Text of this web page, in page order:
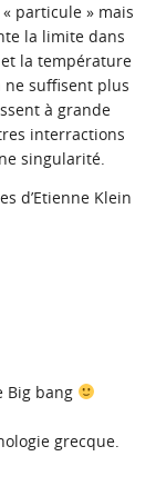
particule » mais
la limite dans
et la température
ne suffisent plus
à grande
interractions
singularité.
d’Etienne Klein
Big bang
grecque.